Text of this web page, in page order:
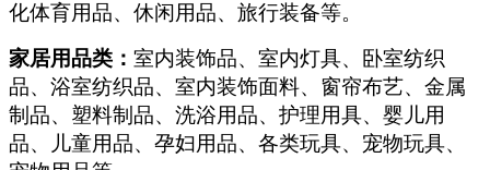
化体育用品、休闲用品、旅行装备等。
家居用品类： 室内装饰品、室内灯具、卧室纺织
品、浴室纺织品、室内装饰面料、窗帘布艺、金属
制品、塑料制品、洗浴用品、护理用具、婴儿用
品、儿童用品、孕妇用品、各类玩具、宠物玩具、